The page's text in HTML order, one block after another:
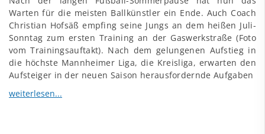
Warten für die meisten Ballkünstler ein Ende. Auch Coach
Christian Hofsäß empfing seine Jungs an dem heißen Juli-
Sonntag zum ersten Training an der Gaswerkstraße (Foto
vom Trainingsauftakt). Nach dem gelungenen Aufstieg in
die höchste Mannheimer Liga, die Kreisliga, erwarten den
Aufsteiger in der neuen Saison herausfordernde Aufgaben